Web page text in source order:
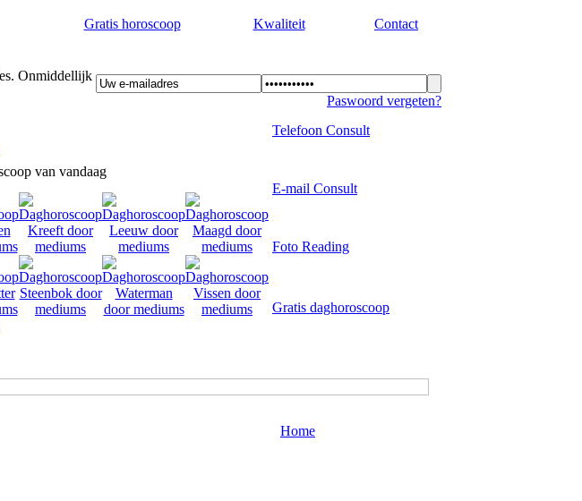
Gratis horoscoop Kwaliteit Contact
Onmiddellijk
Paswoord vergeten?
van vandaag
Telefoon Consult
E-mail Consult
Foto Reading
Gratis daghoroscoop
Home